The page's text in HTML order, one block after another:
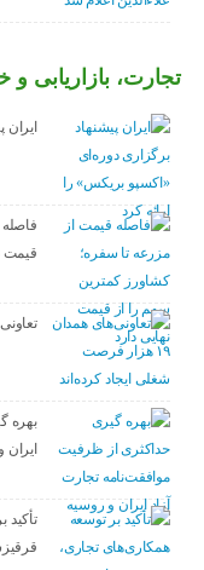
تجارت، بازاریابی و
ایران
قیمت
تعاونی‌های همدان
بهره
ایران
تأکید